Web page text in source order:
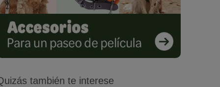
también te interese